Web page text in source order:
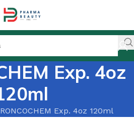
Exp. 4oz
Exp. 4oz 120ml